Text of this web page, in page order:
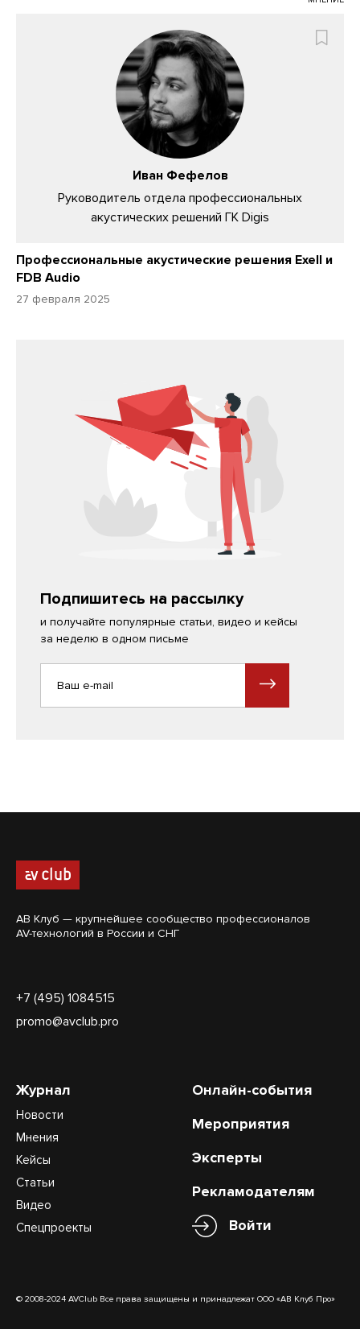
Иван Фефелов
Руководитель отдела профессиональных
акустических решений ГК Digis
Профессиональные акустические решения Exell и
FDB Audio
27 февраля 2025
Подпишитесь на рассылку
и получайте популярные статьи, видео и кейсы
за неделю в одном письме
АВ Клуб — крупнейшее сообщество профессионалов
AV-технологий в России и СНГ
+7 (495) 1084515
promo@avclub.pro
Журнал
Новости
Мнения
Кейсы
Статьи
Видео
Спецпроекты
Онлайн-события
Мероприятия
Эксперты
Рекламодателям
Войти
© 2008-2024 AVClub Все права защищены и принадлежат ООО «АВ Клуб Про»